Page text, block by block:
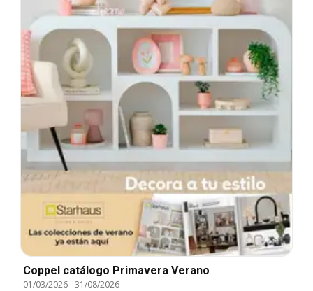
Coppel catálogo Primavera Verano
01/03/2026-31/08/2026